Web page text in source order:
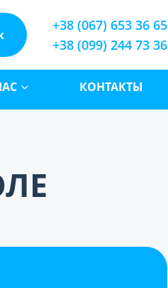
+38 (067) 653 36 65
+38 (099) 244 73 36
КОНТАКТЫ